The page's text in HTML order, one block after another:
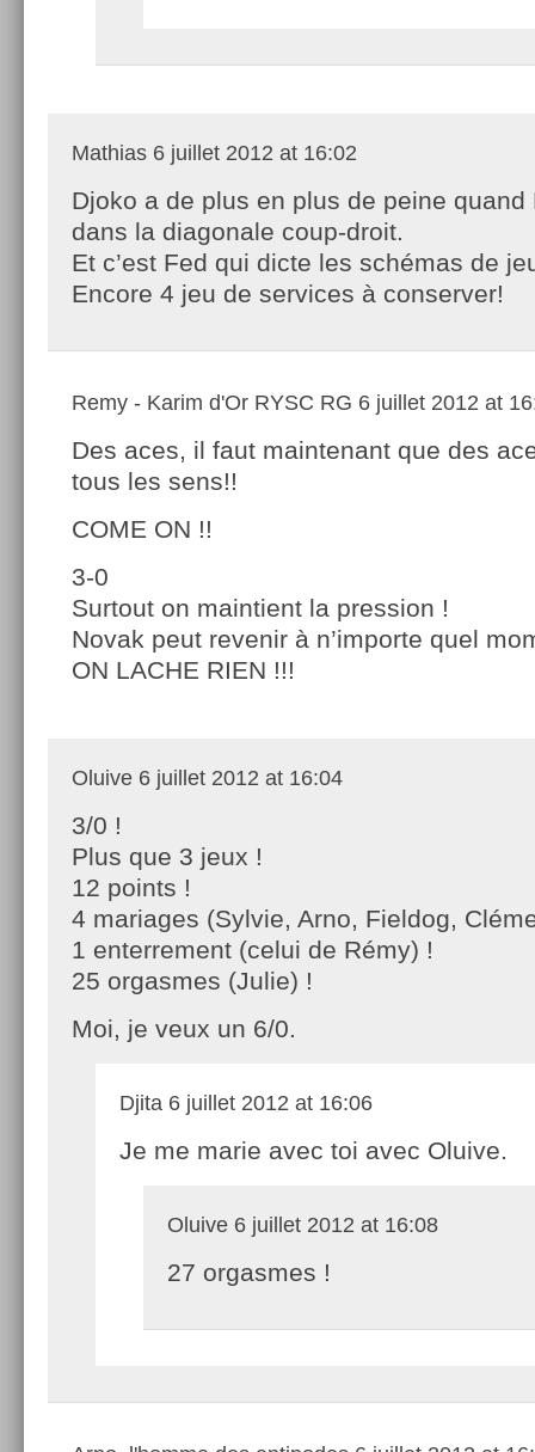
Mathias 6 juillet 2012 at 16:02
Djoko a de plus en plus de peine quand
dans la diagonale coup-droit.
Et c’est Fed qui dicte les schémas de
Encore 4 jeu de services à conserver!
Remy - Karim d'Or RYSC RG 6 juillet 2012 at
Des aces, il faut maintenant que des
tous les sens!!
COME ON !!
3-0
Surtout on maintient la pression !
Novak peut revenir à n’importe quel
ON LACHE RIEN !!!
Oluive 6 juillet 2012 at 16:04
3/0 !
Plus que 3 jeux !
12 points !
4 mariages (Sylvie, Arno, Fieldog,
1 enterrement (celui de Rémy) !
25 orgasmes (Julie) !
Moi, je veux un 6/0.
Djita 6 juillet 2012 at 16:06
Je me marie avec toi avec Oluive.
Oluive 6 juillet 2012 at 16:08
27 orgasmes !